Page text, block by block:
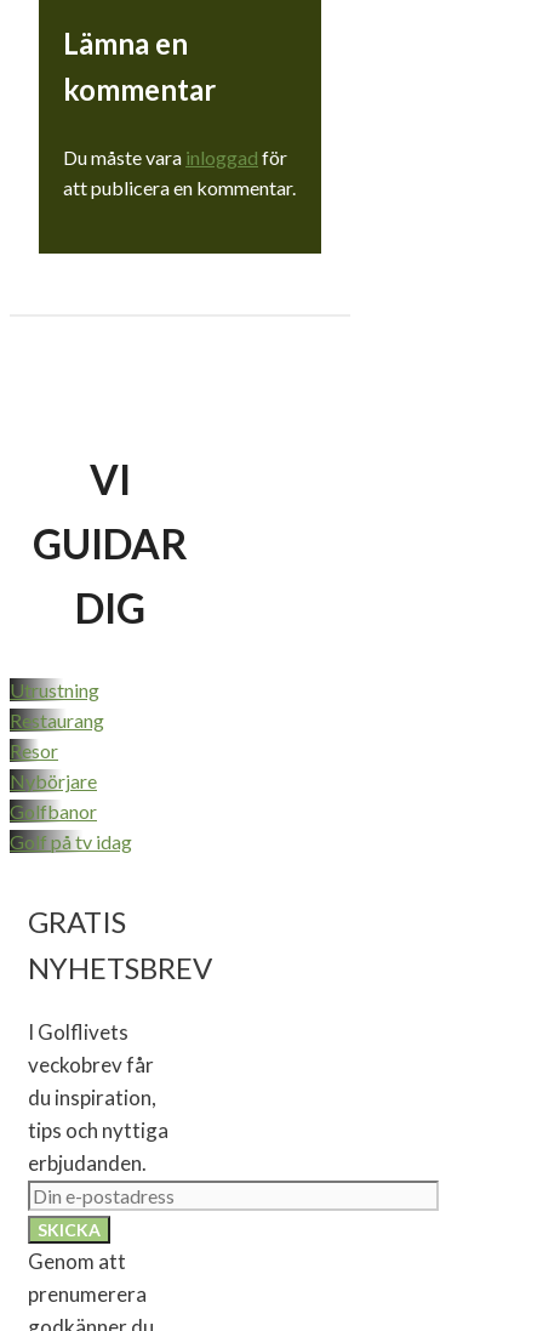
Lämna en
kommentar
Du måste vara inloggad för
att publicera en kommentar.
VI
GUIDAR
DIG
Utrustning
Restaurang
Resor
Nybörjare
Golfbanor
Golf på tv idag
GRATIS
NYHETSBREV
I Golflivets
veckobrev får
du inspiration,
tips och nyttiga
erbjudanden.
Genom att
prenumerera